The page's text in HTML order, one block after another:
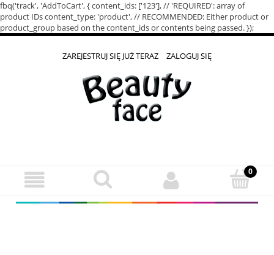
fbq('track', 'AddToCart', { content_ids: ['123'], // 'REQUIRED': array of
product IDs content_type: 'product', // RECOMMENDED: Either product or
product_group based on the content_ids or contents being passed. });
ZAREJESTRUJ SIĘ JUŻ TERAZ ZALOGUJ SIĘ